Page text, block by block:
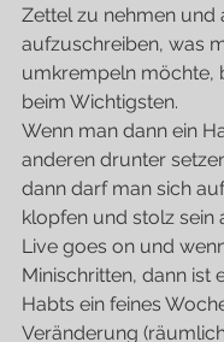
Zettel zu nehmen und
aufzuschreiben, was
umkrempeln möchte,
beim Wichtigsten.
Wenn man dann ein
anderen drunter
dann darf man sich
klopfen und stolz sein
Live goes on und
Minischritten, dann ist
Habts ein feines
Veränderung